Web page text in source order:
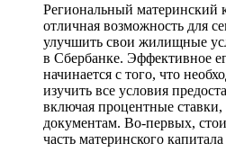
Региональный материнский
отличная возможность для
улучшить свои жилищные
в Сбербанке. Эффективное
начинается с того, что
изучить все условия
включая процентные
документам. Во-первых,
часть материнского